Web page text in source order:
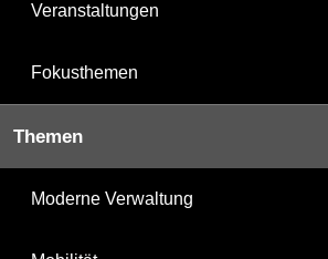
Veranstaltungen
Fokusthemen
Themen
Moderne Verwaltung